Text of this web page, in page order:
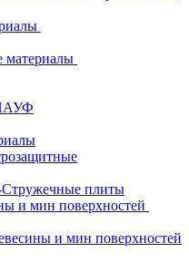
материалы
плиты
и мин поверхностей
и мин поверхностей